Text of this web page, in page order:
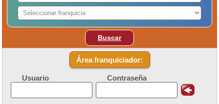
Buscar
Área franquiciador:
Usuario Contraseña